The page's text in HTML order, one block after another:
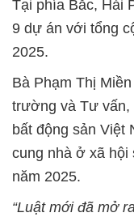
Tại phía Bắc, Hải
9 dự án với tổng
2025.
Bà Phạm Thị
trường và Tư vấn,
bất động sản Việt
cung nhà ở xã hội
năm 2025.
“Luật mới đã mở